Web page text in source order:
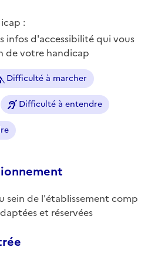
:
infos d'accessibilité qui vous
de votre handicap
Difficulté à marcher
Difficulté à entendre
sein de l'établissement comp
et réservées